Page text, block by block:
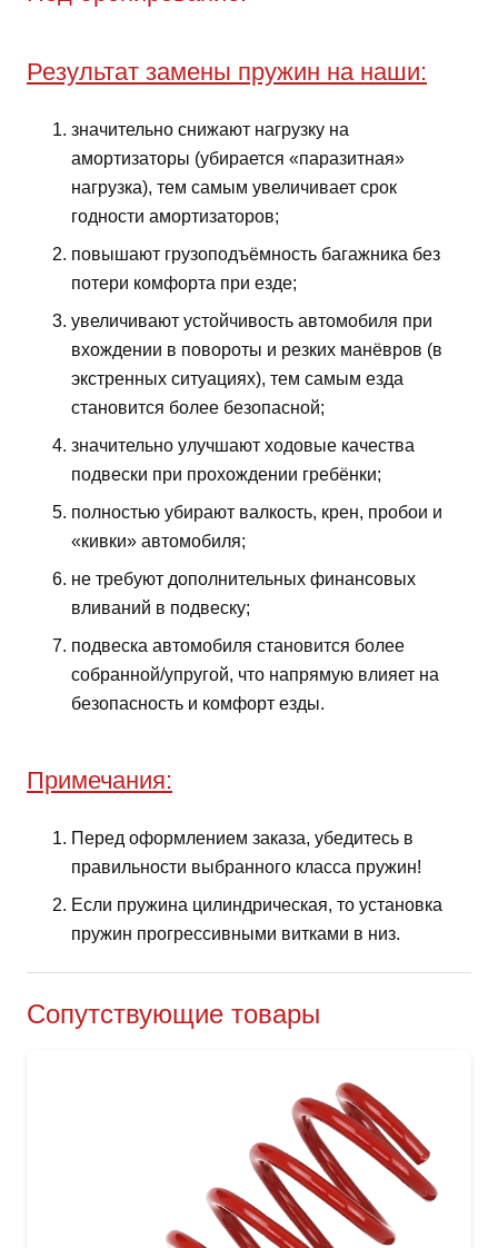
Результат замены пружин на наши:
значительно снижают нагрузку на
амортизаторы (убирается «паразитная»
нагрузка), тем самым увеличивает срок
годности амортизаторов;
повышают грузоподъёмность багажника без
потери комфорта при езде;
увеличивают устойчивость автомобиля при
вхождении в повороты и резких манёвров (в
экстренных ситуациях), тем самым езда
становится более безопасной;
значительно улучшают ходовые качества
подвески при прохождении гребёнки;
полностью убирают валкость, крен, пробои и
«кивки» автомобиля;
не требуют дополнительных финансовых
вливаний в подвеску;
подвеска автомобиля становится более
собранной/упругой, что напрямую влияет на
безопасность и комфорт езды.
Примечания:
Перед оформлением заказа, убедитесь в
правильности выбранного класса пружин!
Если пружина цилиндрическая, то установка
пружин прогрессивными витками в низ.
Сопутствующие товары